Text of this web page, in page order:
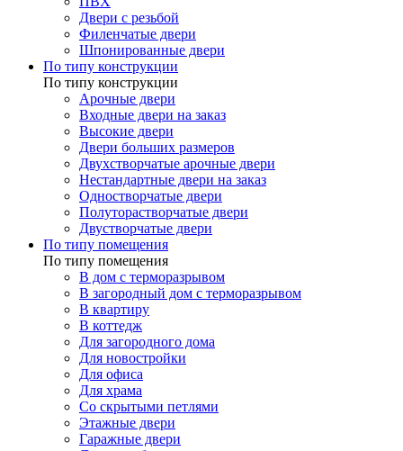
Двери с резьбой
Филенчатые двери
Шпонированные двери
По типу конструкции
По типу конструкции
Арочные двери
Входные двери на заказ
Высокие двери
Двери больших размеров
Двухстворчатые арочные двери
Нестандартные двери на заказ
Одностворчатые двери
Полуторастворчатые двери
Двустворчатые двери
По типу помещения
По типу помещения
В дом с терморазрывом
В загородный дом с терморазрывом
В квартиру
В коттедж
Для загородного дома
Для новостройки
Для офиса
Для храма
Со скрытыми петлями
Этажные двери
Гаражные двери